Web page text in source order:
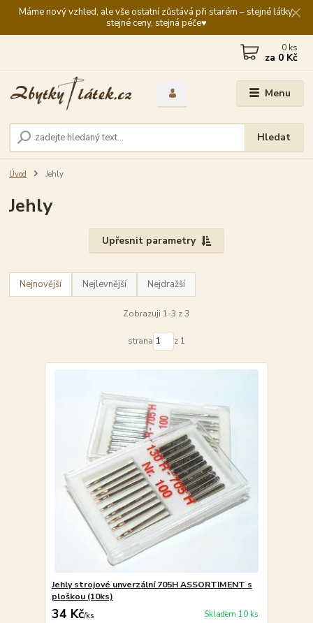
Máme nový vzhled, ale vše ostatní zůstává při starém – stejné látky,
stejné ceny, stejná péče♥️
Menu
Hledat
0 ks
za 0 Kč
Úvod Jehly
Jehly
Upřesnit parametry
Nejnovější Nejlevnější Nejdražší
Zobrazuji 1-3 z 3
strana z 1
Jehly strojové unverzální 705H ASSORTIMENT s
ploškou (10ks)
34 Kč/ks Skladem 10 ks